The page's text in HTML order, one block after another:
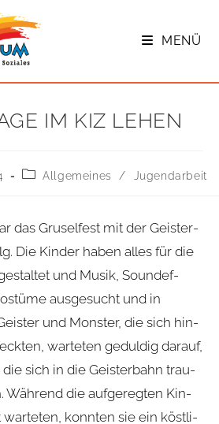
MENÜ
IM KIZ LEHEN
Beitrags-
Allgemeines / Jugendarbeit
das Gru­sel­fest mit der Geis­ter­
Die Kin­der haben alles für die
und Musik, Sound­ef­
aus­ge­sucht und in
und Mons­ter, die sich hin­
war­te­ten gedul­dig dar­auf,
sich in die Geis­ter­bahn trau­
Wäh­rend die auf­ge­reg­ten Kin­
war­te­ten, konn­ten sie ein köst­li­